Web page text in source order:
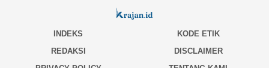
INDEKS
KODE ETIK
REDAKSI
DISCLAIMER